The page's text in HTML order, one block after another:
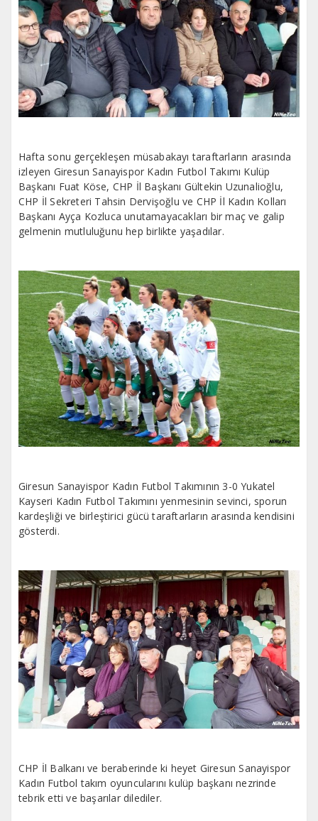
Hafta sonu gerçekleşen müsabakayı taraftarların arasında
izleyen Giresun Sanayispor Kadın Futbol Takımı Kulüp
Başkanı Fuat Köse, CHP İl Başkanı Gültekin Uzunalioğlu,
CHP İl Sekreteri Tahsin Dervişoğlu ve CHP İl Kadın Kolları
Başkanı Ayça Kozluca unutamayacakları bir maç ve galip
gelmenin mutluluğunu hep birlikte yaşadılar.
Giresun Sanayispor Kadın Futbol Takımının 3-0 Yukatel
Kayseri Kadın Futbol Takımını yenmesinin sevinci, sporun
kardeşliği ve birleştirici gücü taraftarların arasında kendisini
gösterdi.
CHP İl Balkanı ve beraberinde ki heyet Giresun Sanayispor
Kadın Futbol takım oyuncularını kulüp başkanı nezrinde
tebrik etti ve başarılar dilediler.